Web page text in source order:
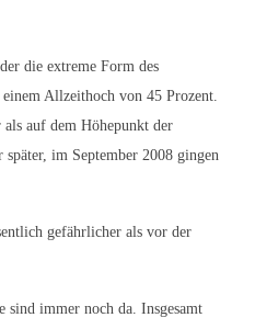
die extreme Form des
Allzeithoch von 45 Prozent.
als auf dem Höhepunkt der
im September 2008 gingen
gefährlicher als vor der
sind immer noch da. Insgesamt